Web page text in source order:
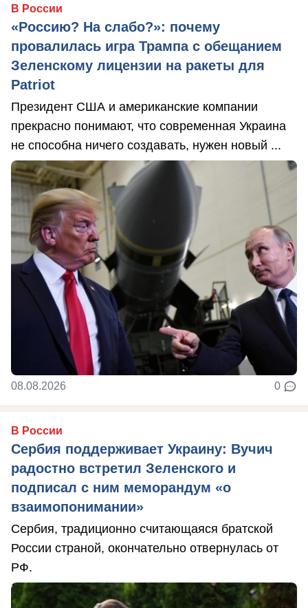
В России
«Россию? На слабо?»: почему
провалилась игра Трампа с обещанием
Зеленскому лицензии на ракеты для
Patriot
Президент США и американские компании
прекрасно понимают, что современная Украина
не способна ничего создавать, нужен новый ...
08.08.2026 0
В России
Сербия поддерживает Украину: Вучич
радостно встретил Зеленского и
подписал с ним меморандум «о
взаимопонимании»
Сербия, традиционно считающаяся братской
России страной, окончательно отвернулась от
РФ.